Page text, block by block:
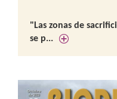
"Las zonas de
se p...